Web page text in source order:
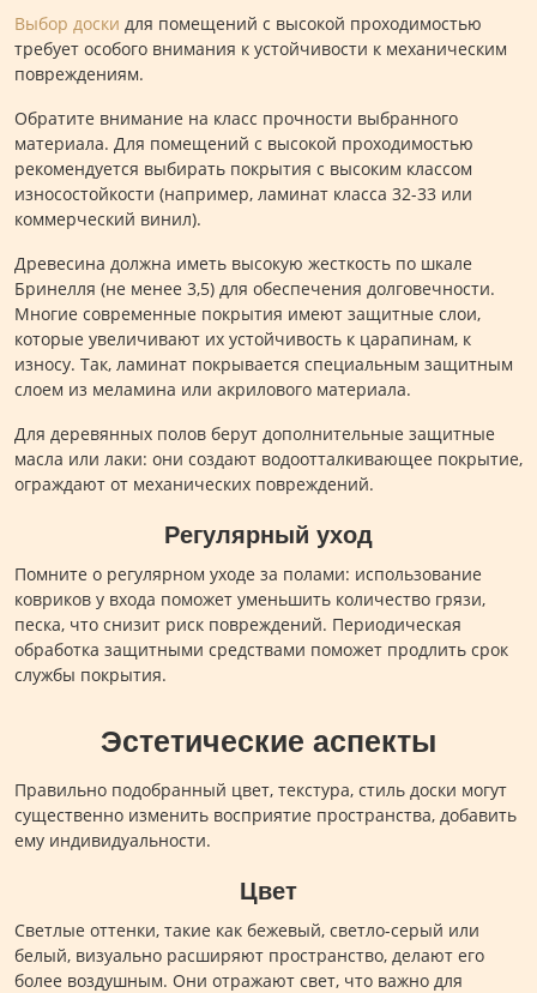
Выбор доски для помещений с высокой проходимостью
требует особого внимания к устойчивости к механическим
повреждениям.
Обратите внимание на класс прочности выбранного
материала. Для помещений с высокой проходимостью
рекомендуется выбирать покрытия с высоким классом
износостойкости (например, ламинат класса 32-33 или
коммерческий винил).
Древесина должна иметь высокую жесткость по шкале
Бринелля (не менее 3,5) для обеспечения долговечности.
Многие современные покрытия имеют защитные слои,
которые увеличивают их устойчивость к царапинам, к
износу. Так, ламинат покрывается специальным защитным
слоем из меламина или акрилового материала.
Для деревянных полов берут дополнительные защитные
масла или лаки: они создают водоотталкивающее покрытие,
ограждают от механических повреждений.
Регулярный уход
Помните о регулярном уходе за полами: использование
ковриков у входа поможет уменьшить количество грязи,
песка, что снизит риск повреждений. Периодическая
обработка защитными средствами поможет продлить срок
службы покрытия.
Эстетические аспекты
Правильно подобранный цвет, текстура, стиль доски могут
существенно изменить восприятие пространства, добавить
ему индивидуальности.
Цвет
Светлые оттенки, такие как бежевый, светло-серый или
белый, визуально расширяют пространство, делают его
более воздушным. Они отражают свет, что важно для